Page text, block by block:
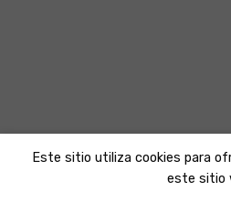
Este sitio utiliza cookies para
este sitio